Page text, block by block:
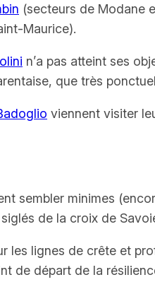
(secteurs de Modane
Maurice).
n’a pas atteint ses
que très
viennent visiter
sembler minimes
de la croix de
les lignes de crête et
de départ de la